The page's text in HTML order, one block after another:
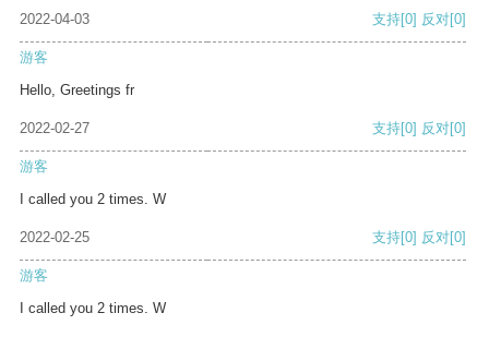
2022-04-03 支持[0] 反对[0]
游客
Hello, Greetings fr
2022-02-27 支持[0] 反对[0]
游客
I called you 2 times. W
2022-02-25 支持[0] 反对[0]
游客
I called you 2 times. W